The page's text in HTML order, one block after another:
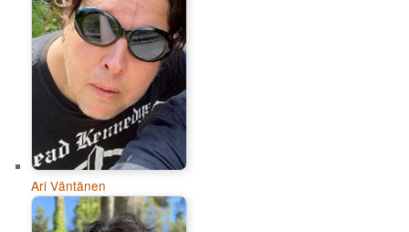
Ari Väntänen